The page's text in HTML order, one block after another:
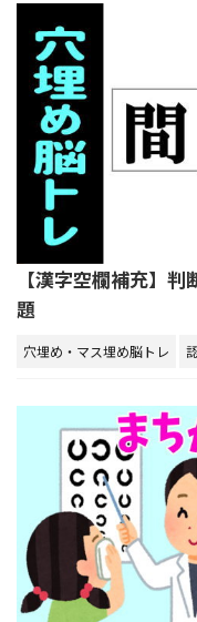
【漢字空欄補充】
題
穴埋め・マス埋め脳トレ